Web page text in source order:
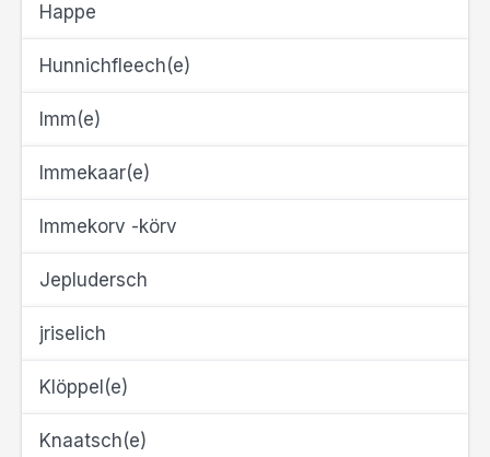
Happe
Hunnichfleech(e)
Imm(e)
Immekaar(e)
Immekorv -körv
Jepludersch
jriselich
Klöppel(e)
Knaatsch(e)